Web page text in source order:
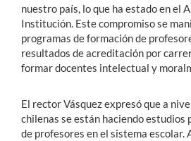
nuestro país, lo que ha estado en el
Institución. Este compromiso se
programas de formación de
resultados de acreditación por
formar docentes intelectual y
El rector Vásquez expresó que a
chilenas se están haciendo estudios
de profesores en el sistema escolar.